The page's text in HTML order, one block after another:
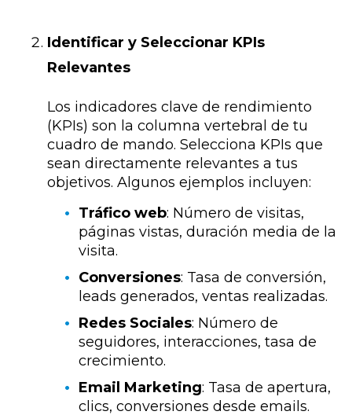
Identificar y Seleccionar KPIs
Relevantes
Los indicadores clave de rendimiento
(KPIs) son la columna vertebral de tu
cuadro de mando. Selecciona KPIs que
sean directamente relevantes a tus
objetivos. Algunos ejemplos incluyen:
Tráfico web: Número de visitas,
páginas vistas, duración media de la
visita.
Conversiones: Tasa de conversión,
leads generados, ventas realizadas.
Redes Sociales: Número de
seguidores, interacciones, tasa de
crecimiento.
Email Marketing: Tasa de apertura,
clics, conversiones desde emails.